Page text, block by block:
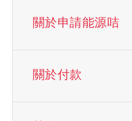
關於申請能源咭
關於付款